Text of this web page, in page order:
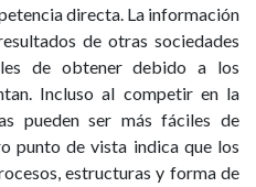
directa. La información
de otras sociedades
de obtener debido a los
Incluso al competir en la
pueden ser más fáciles de
punto de vista indica que los
estructuras y forma de